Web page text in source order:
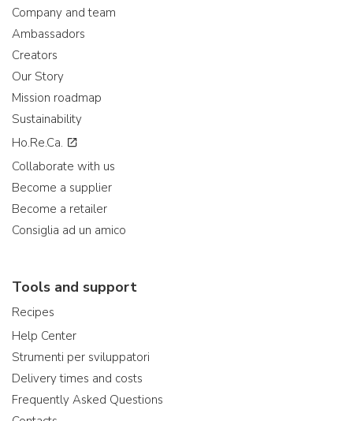
Company and team
Ambassadors
Creators
Our Story
Mission roadmap
Sustainability
Ho.Re.Ca.
Collaborate with us
Become a supplier
Become a retailer
Consiglia ad un amico
Tools and support
Recipes
Help Center
Strumenti per sviluppatori
Delivery times and costs
Frequently Asked Questions